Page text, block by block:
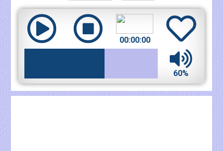
00:00:00
60%